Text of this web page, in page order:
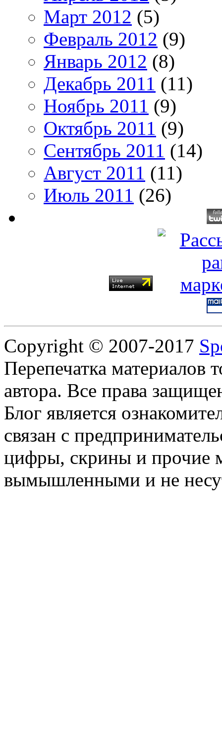
Март 2012 (5)
Февраль 2012 (9)
Январь 2012 (8)
Декабрь 2011 (11)
Ноябрь 2011 (9)
Октябрь 2011 (9)
Сентябрь 2011 (14)
Август 2011 (11)
Июль 2011 (26)
Copyright © 2007-2017
Перепечатка материалов
автора. Все права
Блог является
связан с
цифры, скрины и прочие
вымышленными и не